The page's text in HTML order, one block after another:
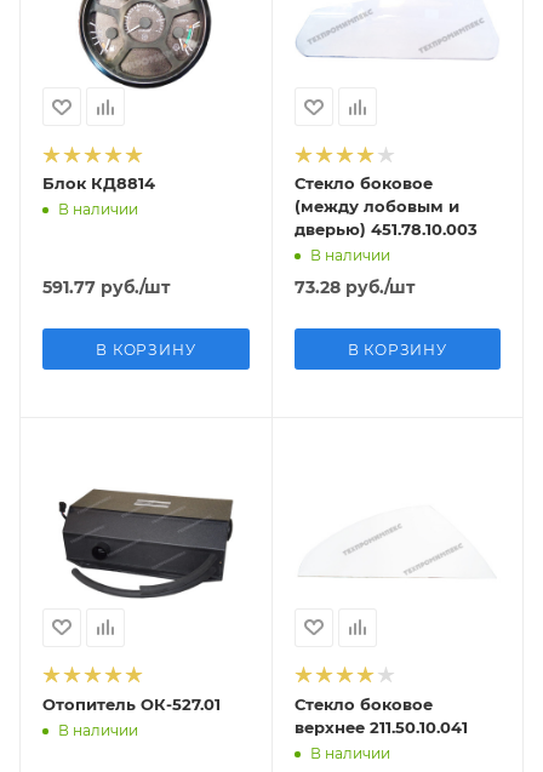
Блок КД8814
В наличии
591.77 руб./шт
В КОРЗИНУ
Стекло боковое
(между лобовым и
дверью) 451.78.10.003
В наличии
73.28руб./шт
В КОРЗИНУ
Отопитель ОК-527.01
В наличии
Стекло боковое
верхнее 211.50.10.041
В наличии